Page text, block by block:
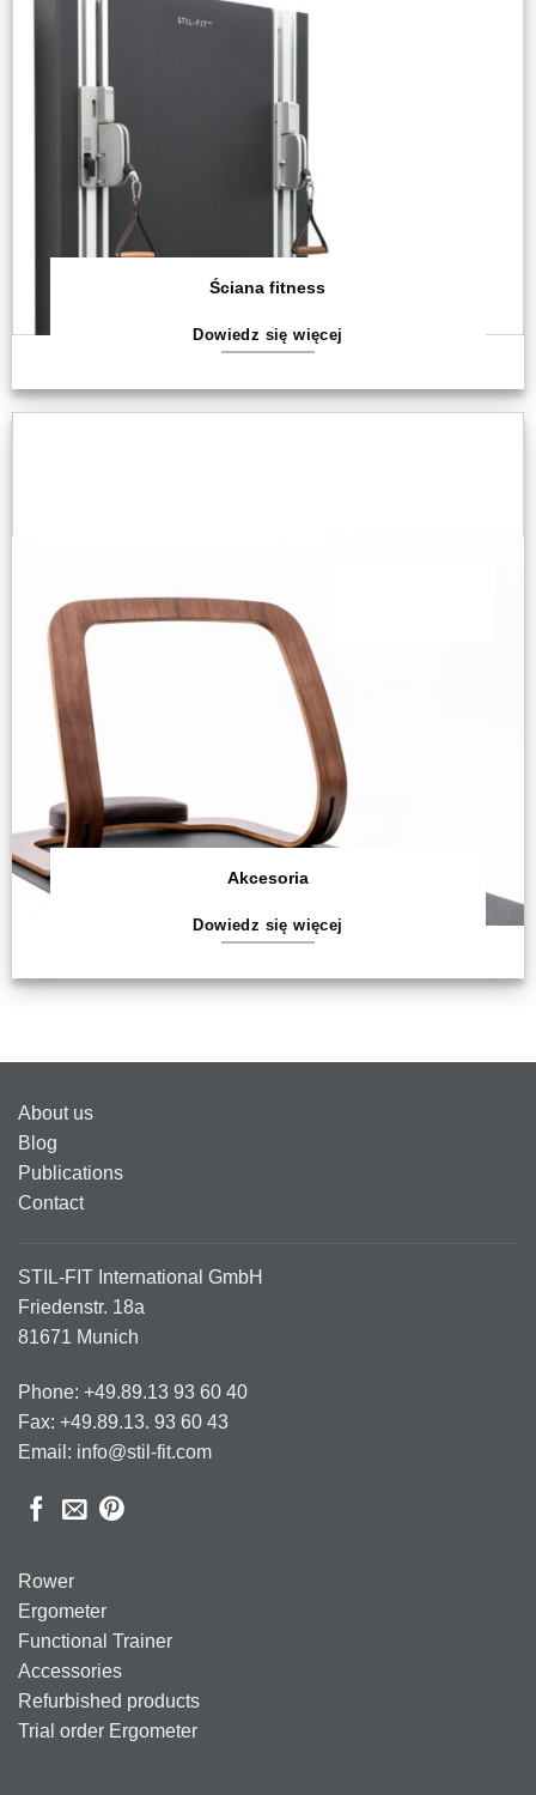
Ściana fitness
Dowiedz się więcej
Akcesoria
Dowiedz się więcej
About us
Blog
Publications
Contact
STIL-FIT International GmbH
Friedenstr. 18a
81671 Munich
Phone: +49.89.13 93 60 40
Fax: +49.89.13. 93 60 43
Email: info@stil-fit.com
Rower
Ergometer
Functional Trainer
Accessories
Refurbished products
Trial order Ergometer